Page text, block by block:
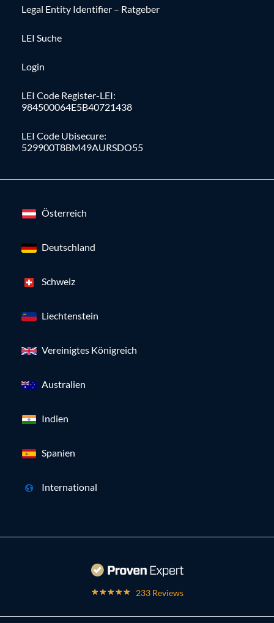
Legal Entity Identifier – Ratgeber
LEI Suche
Login
LEI Code Register-LEI:
984500064E5B40721438
LEI Code Ubisecure:
529900T8BM49AURSDO55
Österreich
Deutschland
Schweiz
Liechtenstein
Vereinigtes Königreich
Australien
Indien
Spanien
International
233 Reviews